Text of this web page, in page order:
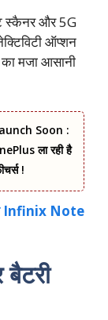
स्कैनर और 5G
ऑप्शन
मजा आसानी
Soon :
ला रही है
!
Infinix Note